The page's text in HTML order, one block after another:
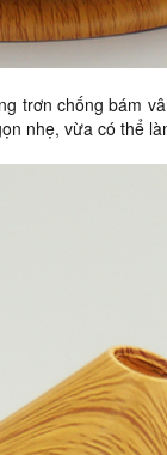
trơn chống bám
nhẹ, vừa có thể